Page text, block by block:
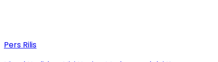
Pers Rilis